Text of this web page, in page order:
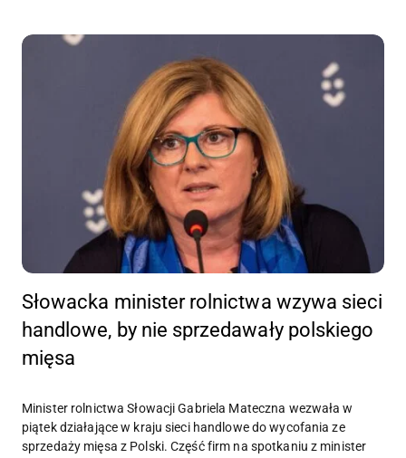
Słowacka minister rolnictwa wzywa sieci
handlowe, by nie sprzedawały polskiego
mięsa
Minister rolnictwa Słowacji Gabriela Mateczna wezwała w
piątek działające w kraju sieci handlowe do wycofania ze
sprzedaży mięsa z Polski. Część firm na spotkaniu z minister